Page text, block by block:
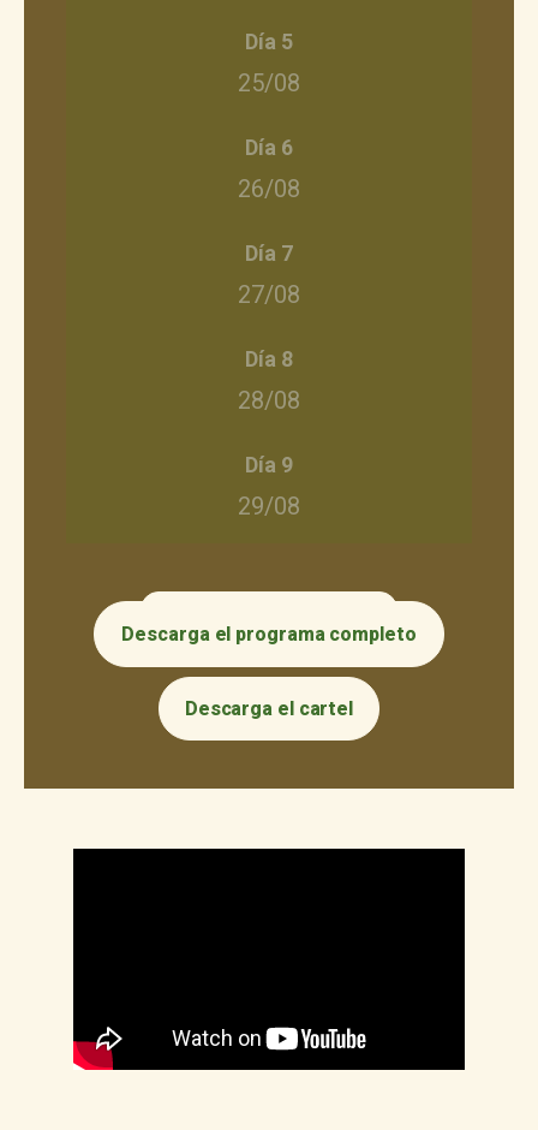
Día 5
25/08
Día 6
26/08
Día 7
27/08
Día 8
28/08
Día 9
29/08
Descarga el programa completo
Descarga el cartel